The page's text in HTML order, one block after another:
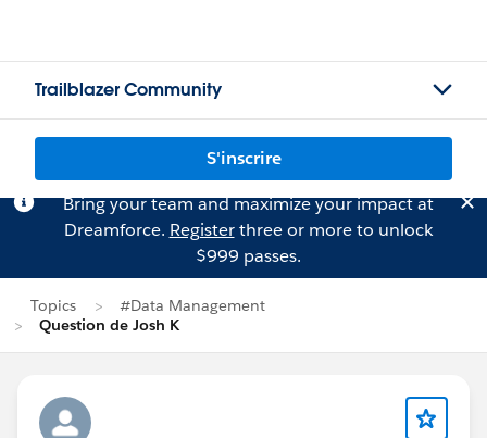
Trailblazer Community
S'inscrire
Bring your team and maximize your impact at
Dreamforce. Registerthree or more to unlock
$999 passes.
Topics
#Data Management
Question de Josh K